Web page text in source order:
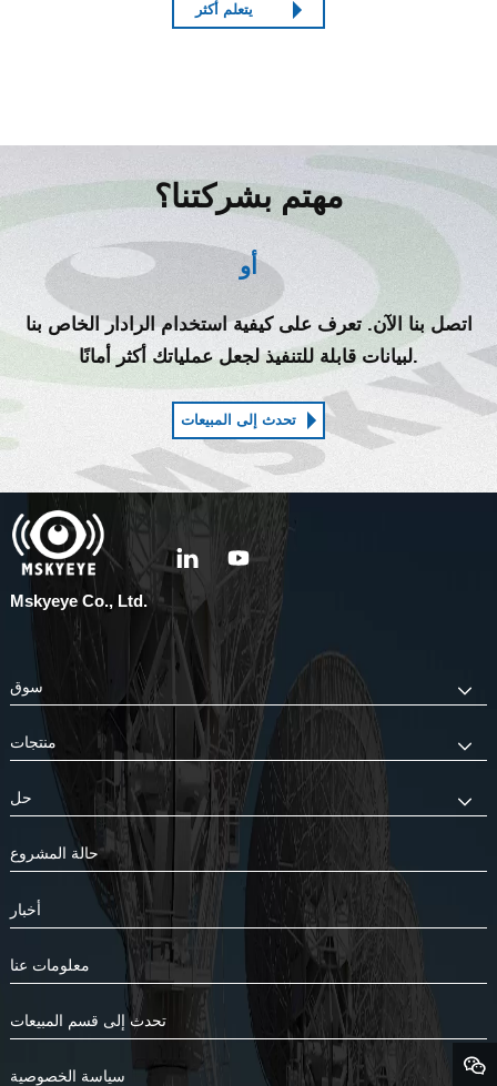
يتعلم أكثر
مهتم بشركتنا؟
أو
اتصل بنا الآن. تعرف على كيفية استخدام الرادار الخاص بنا
لبيانات قابلة للتنفيذ لجعل عملياتك أكثر أمانًا.
تحدث إلى المبيعات
Mskyeye Co., Ltd.
سوق
منتجات
حل
حالة المشروع
أخبار
معلومات عنا
تحدث إلى قسم المبيعات
سياسة الخصوصية